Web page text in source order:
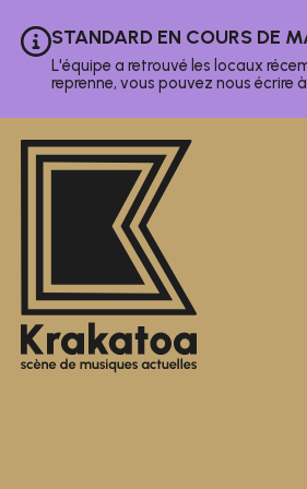
Information :
STANDARD EN COURS DE
L'équipe a retrouvé les locaux
reprenne, vous pouvez nous écrire